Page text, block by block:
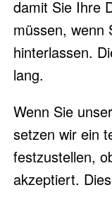
damit Sie Ihre
müssen, wenn
hinterlassen.
lang.
Wenn Sie
setzen wir ein
festzustellen,
akzeptiert.